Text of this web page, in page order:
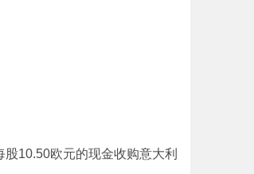
10.50欧元的现金收购意大利